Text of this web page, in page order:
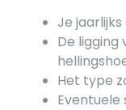
Je
De ligging
Het type
Eventuele